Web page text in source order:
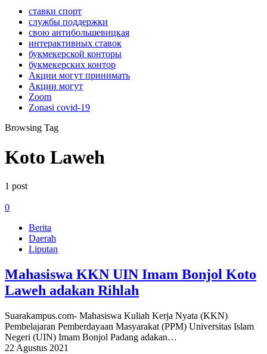
ставки спорт
службы поддержки
свою антибольшевицкая
интерактивных ставок
букмекерской конторы
букмекерских контор
Акции могут принимать
Акции могут
Zoom
Zonasi covid-19
Browsing Tag
Koto Laweh
1 post
0
Berita
Daerah
Liputan
Mahasiswa KKN UIN Imam Bonjol Koto
Laweh adakan Rihlah
Suarakampus.com- Mahasiswa Kuliah Kerja Nyata (KKN)
Pembelajaran Pemberdayaan Masyarakat (PPM) Universitas Islam
Negeri (UIN) Imam Bonjol Padang adakan…
22 Agustus 2021